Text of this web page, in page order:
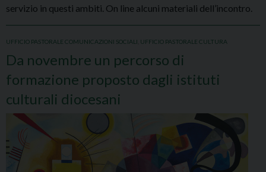
servizio in questi ambiti. On line alcuni materiali dell’incontro.
UFFICIO PASTORALE COMUNICAZIONI SOCIALI UFFICIO PASTORALE CULTURA
Da novembre un percorso di
formazione proposto dagli istituti
culturali diocesani